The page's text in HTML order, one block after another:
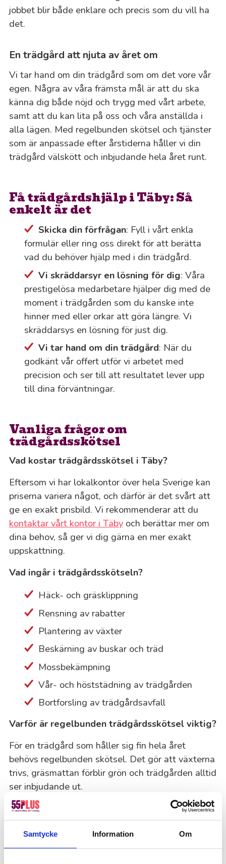
Samtycke Information Om
jobbet blir både enklare och precis som du vill ha
det.
En trädgård att njuta av året om
Vi tar hand om din trädgård som om det vore vår
egen. Några av våra främsta mål är att du ska
känna dig både nöjd och trygg med vårt arbete,
samt att du kan lita på oss och våra anställda i
alla lägen. Med regelbunden skötsel och tjänster
som är anpassade efter årstiderna håller vi din
trädgård välskött och inbjudande hela året runt.
Få trädgårdshjälp i Täby: Så
enkelt är det
Skicka din förfrågan: Fyll i vårt enkla
formulär eller ring oss direkt för att berätta
vad du behöver hjälp med i din trädgård.
Vi skräddarsyr en lösning för dig: Våra
prestigelösa medarbetare hjälper dig med de
moment i trädgården som du kanske inte
hinner med eller orkar att göra längre. Vi
skräddarsys en lösning för just dig.
Vi tar hand om din trädgård: När du
godkänt vår offert utför vi arbetet med
precision och ser till att resultatet lever upp
till dina förväntningar.
Vanliga frågor om
trädgårdsskötsel
Vad kostar trädgårdsskötsel i Täby?
Eftersom vi har lokalkontor över hela Sverige kan
priserna variera något, och därför är det svårt att
ge en exakt prisbild. Vi rekommenderar att du
kontaktar vårt kontor i Täbyoch berättar mer om
dina behov, så ger vi dig gärna en mer exakt
uppskattning.
Vad ingår i trädgårdsskötseln?
Häck- och gräsklippning
Rensning av rabatter
Plantering av växter
Beskärning av buskar och träd
Mossbekämpning
Vår- och höststädning av trädgården
Bortforsling av trädgårdsavfall
Varför är regelbunden trädgårdsskötsel viktig?
För en trädgård som håller sig fin hela året
behövs regelbunden skötsel. Det gör att växterna
trivs, gräsmattan förblir grön och trädgården alltid
ser inbjudande ut.
Hur ofta behövs trädgårdsskötsel?
Hur ofta du behöver hjälp beror på din trädgårds